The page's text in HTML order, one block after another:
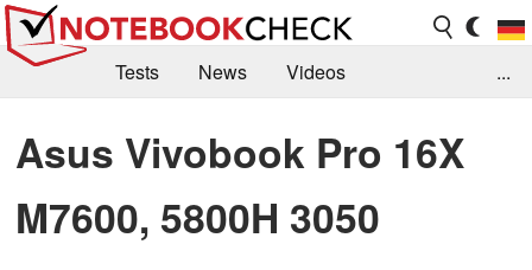
Tests News
Videos
Kaufberatung
Deals Suche
Jobs
Forum
...
Asus Vivobook Pro 16X
M7600, 5800H 3050